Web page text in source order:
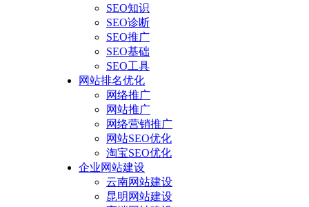
SEO知识
SEO诊断
SEO推广
SEO基础
SEO工具
网站排名优化
网络推广
网站推广
网络营销推广
网站SEO优化
淘宝SEO优化
企业网站建设
云南网站建设
昆明网站建设